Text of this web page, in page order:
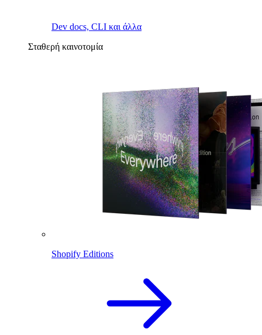
Dev docs, CLI και άλλα
Σταθερή καινοτομία
Shopify Editions